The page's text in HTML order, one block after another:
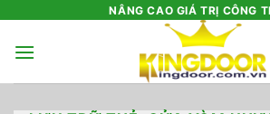
nội
NÂNG CAO GIÁ TRỊ CÔNG